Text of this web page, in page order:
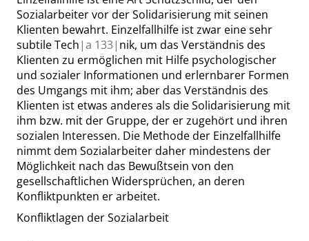
Sozialarbeiter vor der Solidarisierung mit seinen
Klienten bewahrt. Einzelfallhilfe ist zwar eine sehr
subtile Tech |a 133| nik, um das Verständnis des
Klienten zu ermöglichen mit Hilfe psychologischer
und sozialer Informationen und erlernbarer Formen
des Umgangs mit ihm; aber das Verständnis des
Klienten ist etwas anderes als die Solidarisierung mit
ihm bzw. mit der Gruppe, der er zugehört und ihren
sozialen Interessen. Die Methode der Einzelfallhilfe
nimmt dem Sozialarbeiter daher mindestens der
Möglichkeit nach das Bewußtsein von den
gesellschaftlichen Widersprüchen, an deren
Konfliktpunkten er arbeitet.
Konfliktlagen der Sozialarbeit